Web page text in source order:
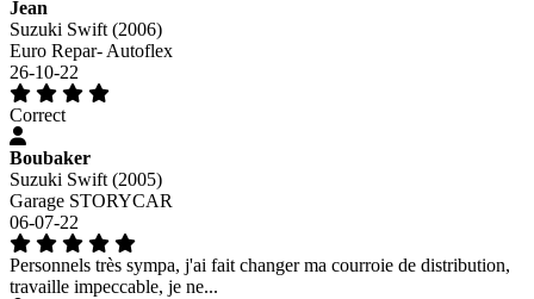
Jean
Suzuki Swift (2006)
Euro Repar- Autoflex
26-10-22
Correct
Boubaker
Suzuki Swift (2005)
Garage STORYCAR
06-07-22
Personnels très sympa, j'ai fait changer ma courroie de distribution,
travaille impeccable, je ne...